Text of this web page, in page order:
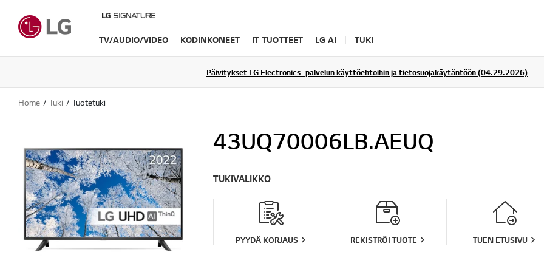
TV/AUDIO/VIDEO KODINKONEET IT TUOTTEET LG AI TUKI
Päivitykset LG Electronics -palvelun käyttöehtoihin ja tietosuojakäytäntöön (04.29.2026)
Home Tuki Tuotetuki
43UQ70006LB.AEUQ
TUKIVALIKKO
PYYDÄ KORJAUS REKISTRÖI TUOTE TUEN ETUSIVU